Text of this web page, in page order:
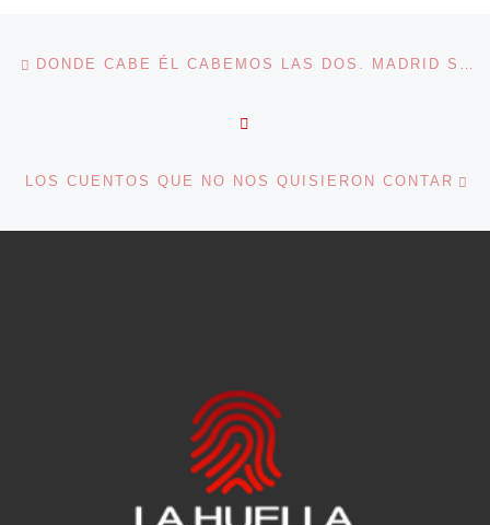
Navegación de entradas DONDE CABE ÉL CABEMOS LAS DOS. MADRID SE SUMA CONTRA EL MANSPREADING
LOS CUENTOS QUE NO NOS QUISIERON CONTAR